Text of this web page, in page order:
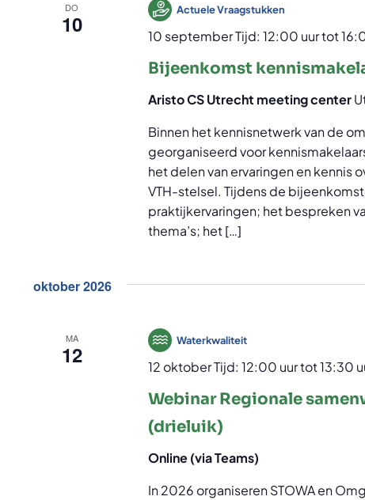
DO
10
Actuele Vraagstukken
Bijeenkomst
10 september Tijd: 12:00 uurtot
Aristo CS Utrecht meeting center
Binnen het kennisnetwerk van de
georganiseerd voor
het delen van ervaringen en kennis
VTH-stelsel. Tijdens de
praktijkervaringen; het bespreken
thema’s; het […]
oktober 2026
MA
12
Waterkwaliteit
Webinar Regionale
(drieluik)
12 oktober Tijd: 12:00 uurtot13:30
Online (via Teams)
In 2026 organiseren STOWA en